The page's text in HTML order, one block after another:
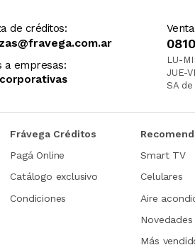
de créditos:
a empresas:
LU-
JUE-
SA de
Frávega Créditos
Pagá Online
Catálogo exclusivo
Condiciones
Smart TV
Celulares
Aire
Novedades
Más